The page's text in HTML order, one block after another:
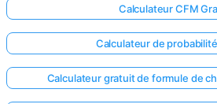
Calculateur CFM
Calculateur de
Calculateur gratuit de formule de